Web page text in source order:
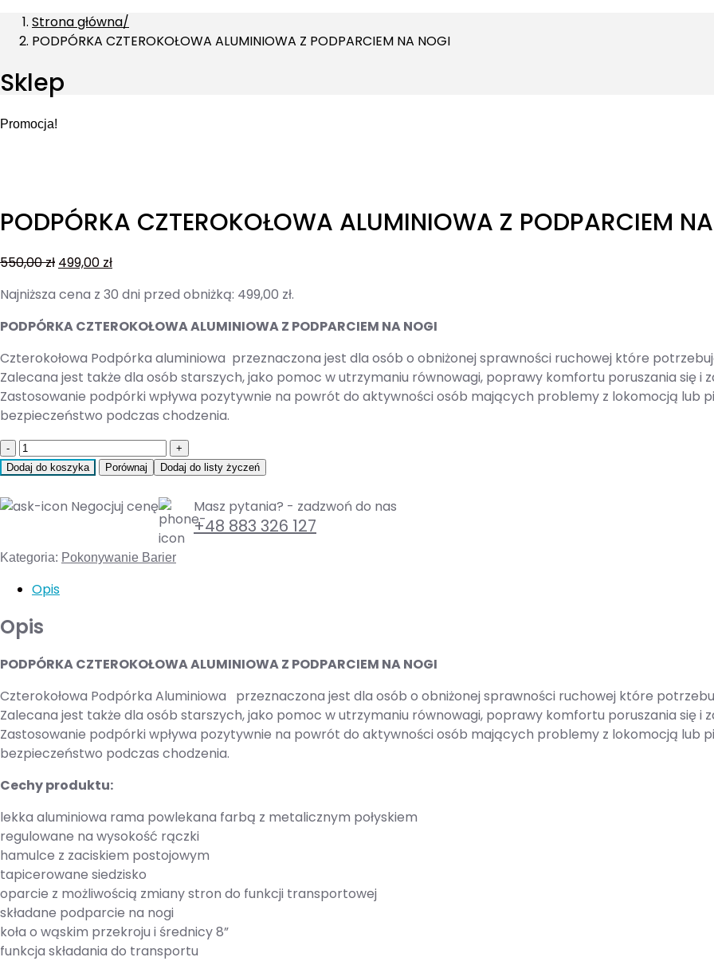
Strona główna
PODPÓRKA CZTEROKOŁOWA ALUMINIOWA Z PODPARCIEM NA NOGI
Sklep
Promocja!
PODPÓRKA CZTEROKOŁOWA ALUMINIOWA Z PODPARCIEM
550,00zł 499,00 zł
Najniższa cena z 30 dni przed obniżką: 499,00 zł.
PODPÓRKA CZTEROKOŁOWA ALUMINIOWA Z PODPARCIEM NA NOGI
Czterokołowa Podpórka aluminiowa przeznaczona jest dla osób o obniżonej sprawności ruchowej które
Zalecana jest także dla osób starszych, jako pomoc w utrzymaniu równowagi, poprawy komfortu poruszania się i
Zastosowanie podpórki wpływa pozytywnie na powrót do aktywności osób mających problemy z lokomocją lub
bezpieczeństwo podczas chodzenia.
Quantity
Dodaj do koszyka Porównaj Dodaj do listy życzeń
Negocjuj cenę Masz pytania? - zadzwoń do nas
+48 883 326 127
Kategoria: Pokonywanie Barier
Opis
Opis
PODPÓRKA CZTEROKOŁOWA ALUMINIOWA Z PODPARCIEM NA NOGI
Czterokołowa Podpórka Aluminiowa przeznaczona jest dla osób o obniżonej sprawności ruchowej które
Zalecana jest także dla osób starszych, jako pomoc w utrzymaniu równowagi, poprawy komfortu poruszania się i
Zastosowanie podpórki wpływa pozytywnie na powrót do aktywności osób mających problemy z lokomocją lub
bezpieczeństwo podczas chodzenia.
Cechy produktu:
lekka aluminiowa rama powlekana farbą z metalicznym połyskiem
regulowane na wysokość rączki
hamulce z zaciskiem postojowym
tapicerowane siedzisko
oparcie z możliwością zmiany stron do funkcji transportowej
składane podparcie na nogi
koła o wąskim przekroju i średnicy 8”
funkcja składania do transportu